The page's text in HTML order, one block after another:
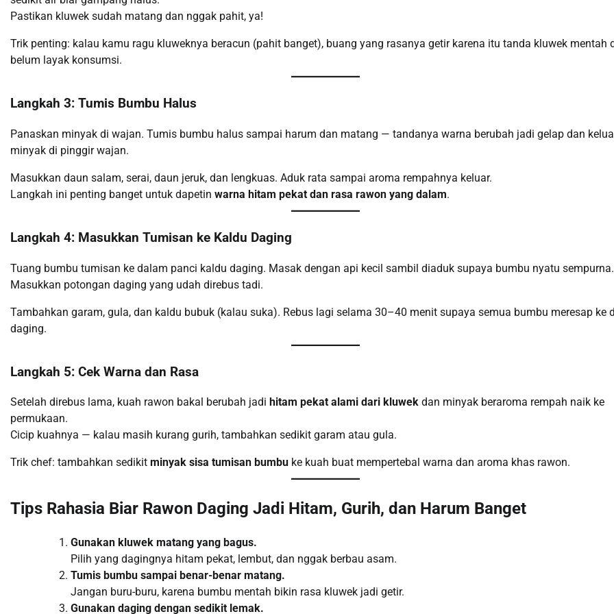
Pastikan kluwek sudah matang dan nggak pahit, ya!
Trik penting: kalau kamu ragu kluweknya beracun (pahit banget), buang yang rasanya getir karena itu tanda kluwek mentah
belum layak konsumsi.
Langkah 3: Tumis Bumbu Halus
Panaskan minyak di wajan. Tumis bumbu halus sampai harum dan matang — tandanya warna berubah jadi gelap dan
minyak di pinggir wajan.
Masukkan daun salam, serai, daun jeruk, dan lengkuas. Aduk rata sampai aroma rempahnya keluar.
Langkah ini penting banget untuk dapetin warna hitam pekat dan rasa rawon yang dalam.
Langkah 4: Masukkan Tumisan ke Kaldu Daging
Tuang bumbu tumisan ke dalam panci kaldu daging. Masak dengan api kecil sambil diaduk supaya bumbu nyatu sempurna.
Masukkan potongan daging yang udah direbus tadi.
Tambahkan garam, gula, dan kaldu bubuk (kalau suka). Rebus lagi selama 30–40 menit supaya semua bumbu meresap ke
daging.
Langkah 5: Cek Warna dan Rasa
Setelah direbus lama, kuah rawon bakal berubah jadi hitam pekat alami dari kluwek dan minyak beraroma rempah naik ke
permukaan.
Cicip kuahnya — kalau masih kurang gurih, tambahkan sedikit garam atau gula.
Trik chef: tambahkan sedikit minyak sisa tumisan bumbu ke kuah buat mempertebal warna dan aroma khas rawon.
Tips Rahasia Biar Rawon Daging Jadi Hitam, Gurih, dan Harum Banget
Gunakan kluwek matang yang bagus.
Pilih yang dagingnya hitam pekat, lembut, dan nggak berbau asam.
Tumis bumbu sampai benar-benar matang.
Jangan buru-buru, karena bumbu mentah bikin rasa kluwek jadi getir.
Gunakan daging dengan sedikit lemak.